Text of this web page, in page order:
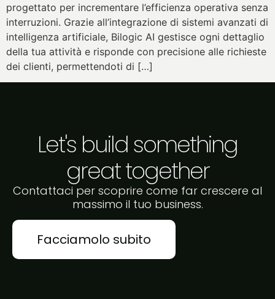
progettato per incrementare l’efficienza operativa senza
interruzioni. Grazie all’integrazione di sistemi avanzati di
intelligenza artificiale, Bilogic AI gestisce ogni dettaglio
della tua attività e risponde con precisione alle richieste
dei clienti, permettendoti di […]
Let's build something
great together
Contattaci per scoprire come far crescere al
massimo il tuo business.
Facciamolo subito